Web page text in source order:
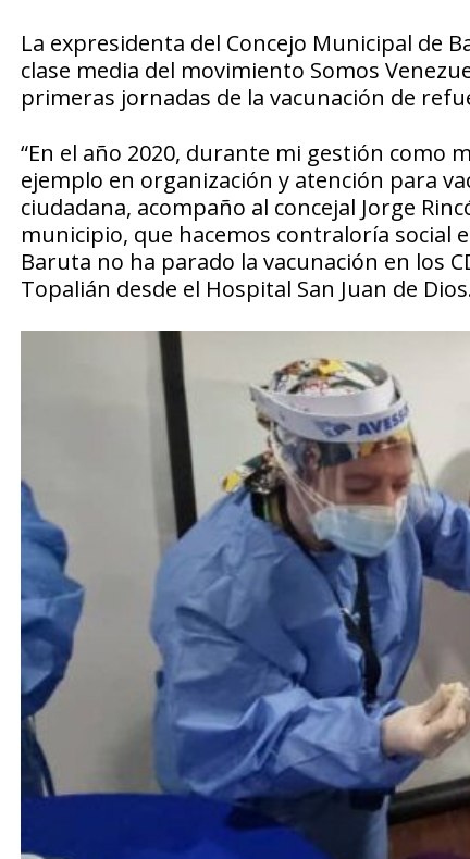
La expresidenta del Concejo Municipal de
clase media del movimiento Somos
primeras jornadas de la vacunación de
“En el año 2020, durante mi gestión como
ejemplo en organización y atención para
ciudadana, acompaño al concejal Jorge
municipio, que hacemos contraloría social
Baruta no ha parado la vacunación en los
Topalián desde el Hospital San Juan de